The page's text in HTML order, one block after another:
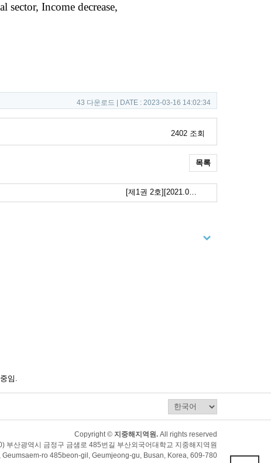
sector, Income decrease,
43 다운로드 | DATE : 2023-03-16 14:02:34
2402 조회
목록
[제1권 2호][2021.0…
임.
Copyright © 지중해지역원. All rights reserved
부산광역시 금정구 금샘로 485번길 부산외국어대학교 지중해지역원
ro 485beon-gil, Geumjeong-gu, Busan, Korea, 609-780